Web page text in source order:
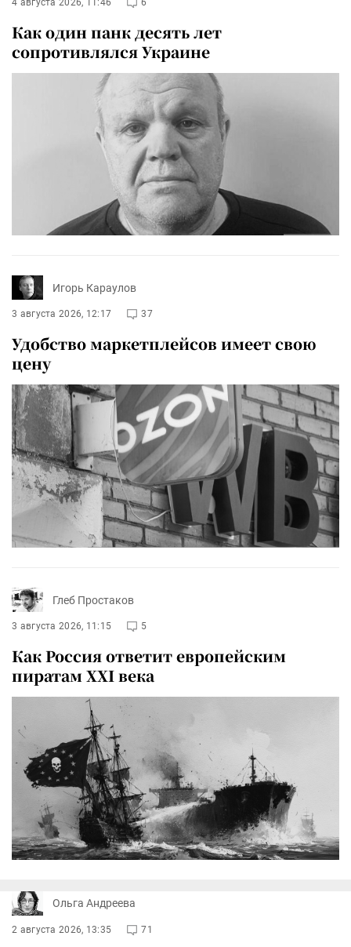
4 августа 2026, 11:46 6
Как один панк десять лет
сопротивлялся Украине
Игорь Караулов
3 августа 2026, 12:17 37
Удобство маркетплейсов имеет свою
цену
Глеб Простаков
3 августа 2026, 11:15 5
Как Россия ответит европейским
пиратам XXI века
Ольга Андреева
2 августа 2026, 13:35 71